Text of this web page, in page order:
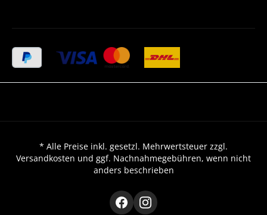
* Alle Preise inkl. gesetzl. Mehrwertsteuer zzgl.
Versandkosten und ggf. Nachnahmegebühren, wenn nicht
anders beschrieben